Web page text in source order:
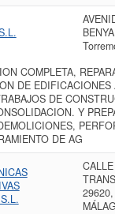
COMPLETA,
DE
DE
Y
DE AG
CALLE